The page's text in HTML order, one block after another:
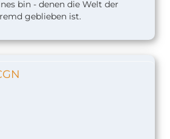
bin - denen die Welt der
geblieben ist.